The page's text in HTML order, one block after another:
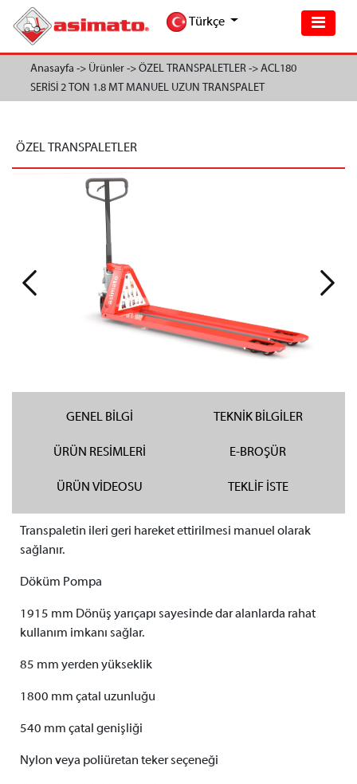
Türkçe
Anasayfa -> Ürünler -> ÖZEL TRANSPALETLER -> ACL180
SERİSİ 2 TON 1.8 MT MANUEL UZUN TRANSPALET
ÖZEL TRANSPALETLER
GENEL BİLGİ TEKNİK BİLGİLER
ÜRÜN RESİMLERİ E-BROŞÜR
ÜRÜN VİDEOSU TEKLİF İSTE
Transpaletin ileri geri hareket ettirilmesi manuel olarak
sağlanır.
Döküm Pompa
1915 mm Dönüş yarıçapı sayesinde dar alanlarda rahat
kullanım imkanı sağlar.
85 mm yerden yükseklik
1800 mm çatal uzunluğu
540 mm çatal genişliği
Nylon veya poliüretan teker seçeneği